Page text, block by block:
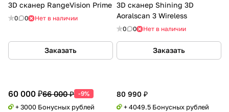
3D сканер RangeVision Prime
0 0 Нет в наличии
Заказать
3D сканер Shining 3D
Aoralscan 3 Wireless
0 0 Нет в наличии
Заказать
60 000 ₽66 000 ₽ -9%
+ 3000 Бонусных рублей
80 990 ₽
+ 4049.5 Бонусных рублей